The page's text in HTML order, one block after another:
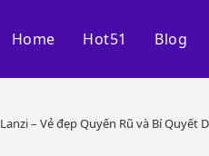
Home Hot51 Blog
Lanzi – Vẻ đẹp Quyến Rũ và Bí